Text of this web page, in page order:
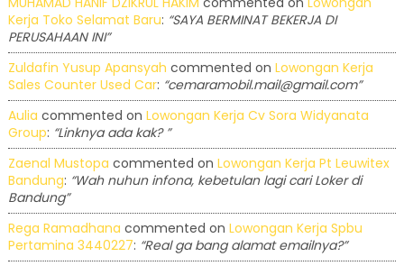
Kerja Toko Selamat Baru: “SAYA BERMINAT BEKERJA DI
PERUSAHAAN INI”
Zuldafin Yusup Apansyah commented on Lowongan Kerja
Sales Counter Used Car: “cemaramobil.mail@gmail.com”
Aulia commented on Lowongan Kerja Cv Sora Widyanata
Group: “Linknya ada kak? ”
Zaenal Mustopa commented on Lowongan Kerja Pt Leuwitex
Bandung: “Wah nuhun infona, kebetulan lagi cari Loker di
Bandung”
Rega Ramadhana commented on Lowongan Kerja Spbu
Pertamina 3440227: “Real ga bang alamat emailnya?”